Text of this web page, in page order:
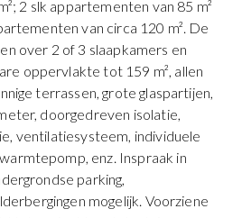
2 slk appartementen van 85 m²
van circa 120 m². De
over 2 of 3 slaapkamers en
oppervlakte tot 159 m², allen
terrassen, grote glaspartijen,
doorgedreven isolatie,
ventilatiesysteem, individuele
enz. Inspraak in
parking,
mogelijk. Voorziene